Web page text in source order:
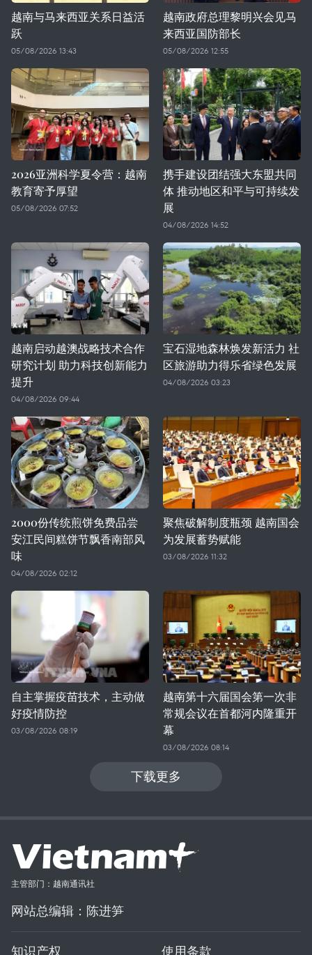
越南与马来西亚关系日益活
跃
05/08/2026 13:43
越南政府总理黎明兴会见马
来西亚国防部长
05/08/2026 12:55
2026亚洲科学夏令营：越南
教育寄予厚望
05/08/2026 07:52
携手建设团结强大东盟共同
体 推动地区和平与可持续发
展
04/08/2026 14:52
越南启动越澳战略技术合作
研究计划 助力科技创新能力
提升
04/08/2026 09:44
宝石湿地森林焕发新活力 社
区旅游助力得乐省绿色发展
04/08/2026 03:23
2000份传统煎饼免费品尝
安江民间糕饼节飘香南部风
味
04/08/2026 02:12
聚焦破解制度瓶颈 越南国会
为发展蓄势赋能
03/08/2026 11:32
自主掌握疫苗技术，主动做
好疫情防控
03/08/2026 08:19
越南第十六届国会第一次非
常规会议在首都河内隆重开
幕
03/08/2026 08:14
下载更多
主管部门：越南通讯社
网站总编辑：陈进笋
知识产权 使用条款